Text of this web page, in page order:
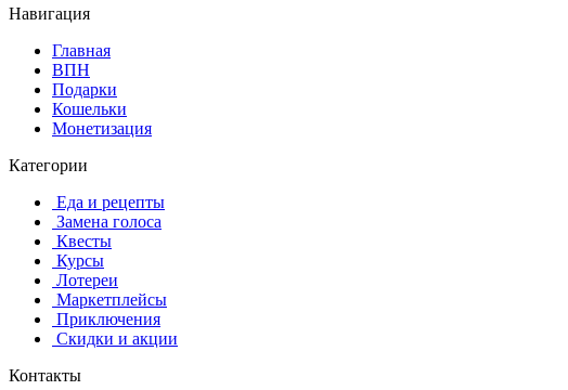
Навигация
Главная
️ВПН
Подарки
Кошельки
Монетизация
Категории
️ ️Еда и рецепты
️ Замена голоса
️ Квесты
‍ Курсы
️ Лотереи
️ Маркетплейсы
️ Приключения
️ Скидки и акции
Контакты